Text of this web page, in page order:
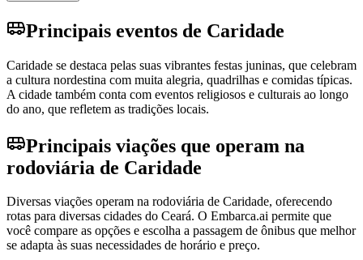
Principais eventos de Caridade
Caridade se destaca pelas suas vibrantes festas juninas, que celebram
a cultura nordestina com muita alegria, quadrilhas e comidas típicas.
A cidade também conta com eventos religiosos e culturais ao longo
do ano, que refletem as tradições locais.
Principais viações que operam na
rodoviária de Caridade
Diversas viações operam na rodoviária de Caridade, oferecendo
rotas para diversas cidades do Ceará. O Embarca.ai permite que
você compare as opções e escolha a passagem de ônibus que melhor
se adapta às suas necessidades de horário e preço.